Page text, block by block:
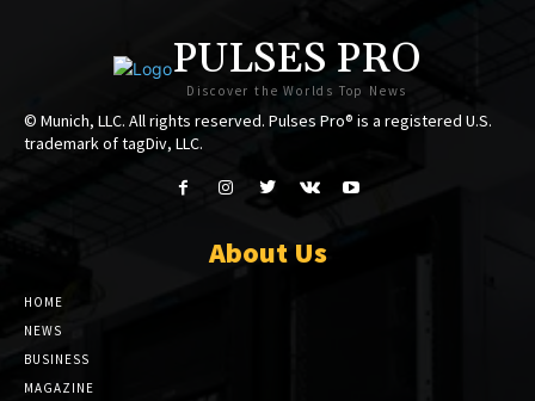
PULSES PRO
Discover the Worlds Top News
© Munich, LLC. All rights reserved. Pulses Pro® is a registered U.S.
trademark of tagDiv, LLC.
About Us
HOME
NEWS
BUSINESS
MAGAZINE